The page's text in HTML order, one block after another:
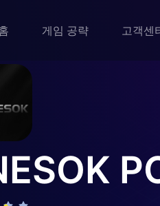
게임 공략 고객센